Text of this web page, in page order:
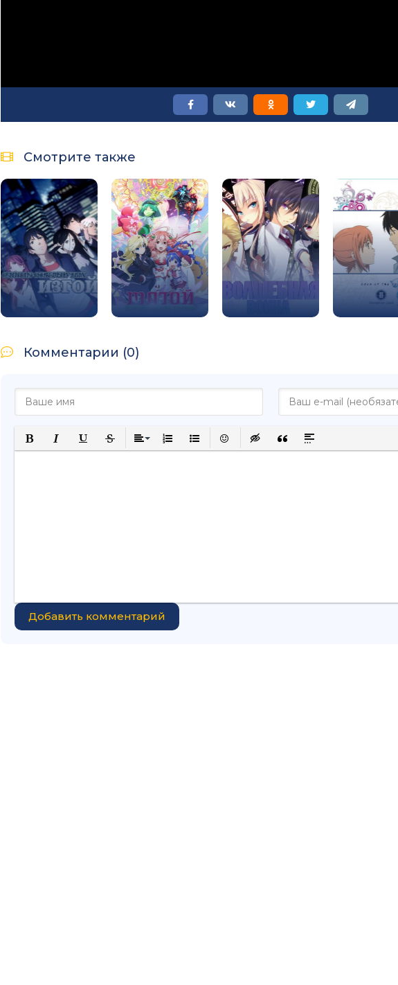
Смотрите также
Комментарии (0)
Полужирный
КурсивПодчеркнутый
ЗачеркнутыйВыравнивание
Нумерованный список
Маркированный список
Вставить смайлик
Вставка скрытого текста
Вставка цитаты
Вставка спойлера
Добавить комментарий